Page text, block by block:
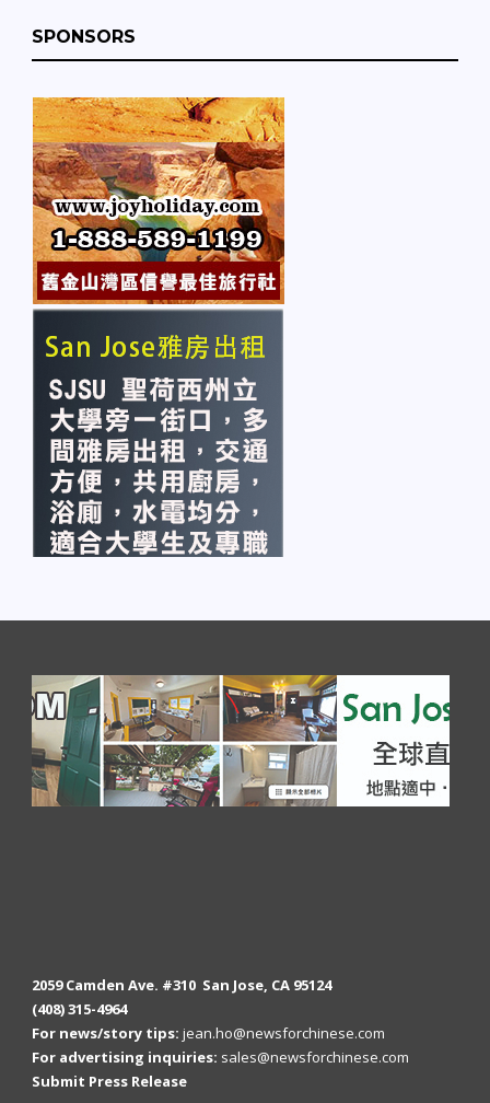
SPONSORS
2059 Camden Ave. #310 San Jose, CA 95124
(408) 315-4964
For news/story tips: jean.ho@newsforchinese.com
For advertising inquiries: sales@newsforchinese.com
Submit Press Release